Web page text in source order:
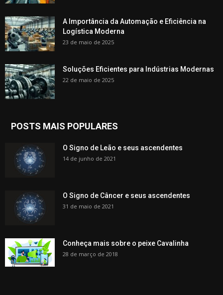
A Importância da Automação e Eficiência na
Logística Moderna
23 de maio de 2025
Soluções Eficientes para Indústrias Modernas
22 de maio de 2025
POSTS MAIS POPULARES
O Signo de Leão e seus ascendentes
14 de junho de 2021
O Signo de Câncer e seus ascendentes
31 de maio de 2021
Conheça mais sobre o peixe Cavalinha
28 de março de 2018